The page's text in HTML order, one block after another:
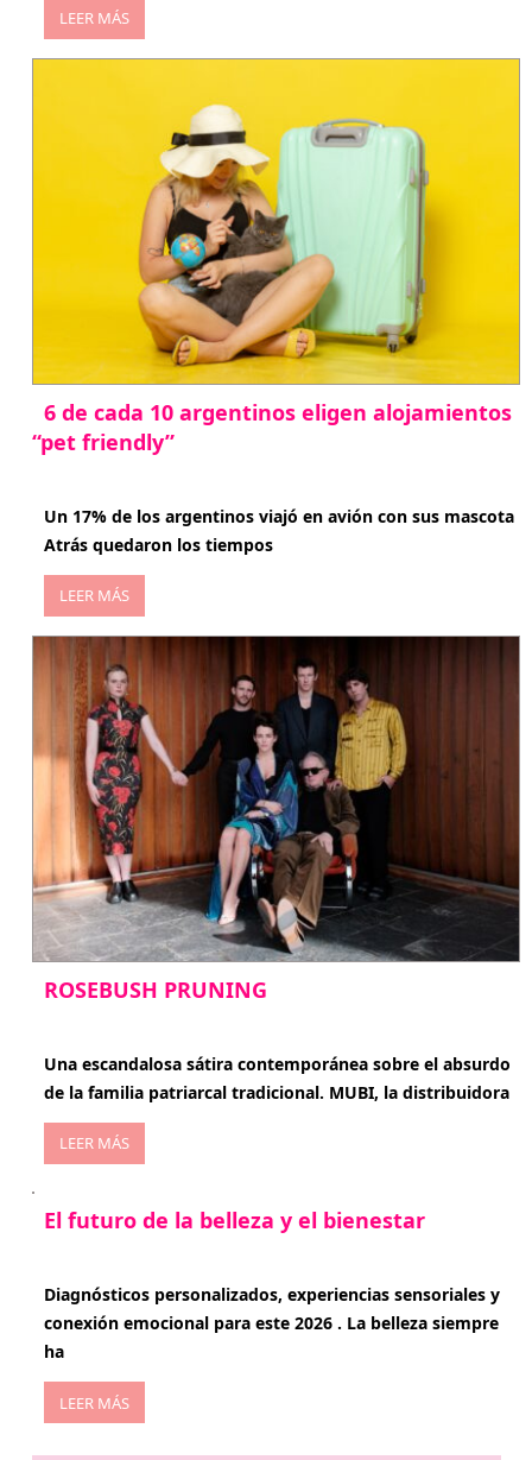
LEER MÁS
6 de cada 10 argentinos eligen alojamientos
“pet friendly”
Un 17% de los argentinos viajó en avión con sus mascota
Atrás quedaron los tiempos
LEER MÁS
ROSEBUSH PRUNING
Una escandalosa sátira contemporánea sobre el absurdo
de la familia patriarcal tradicional. MUBI, la distribuidora
LEER MÁS
El futuro de la belleza y el bienestar
Diagnósticos personalizados, experiencias sensoriales y
conexión emocional para este 2026 . La belleza siempre
ha
LEER MÁS